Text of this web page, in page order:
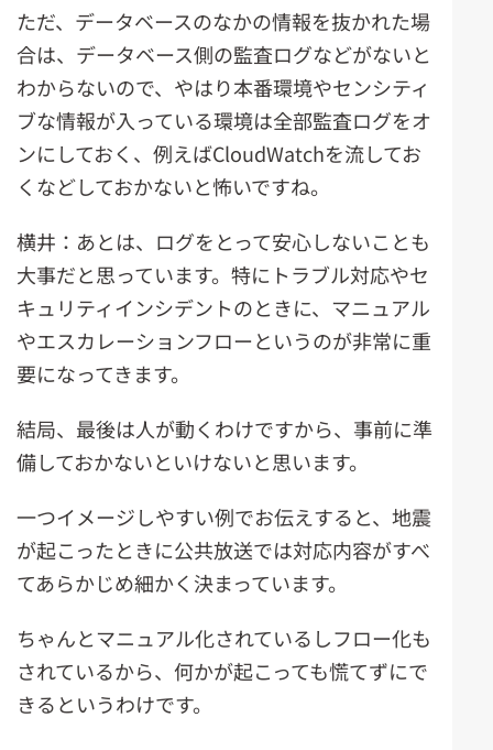
ただ、データベースのなかの情報を抜かれた場
合は、データベース側の監査ログなどがないと
わからないので、やはり本番環境やセンシティ
ブな情報が入っている環境は全部監査ログをオ
ンにしておく、例えばCloudWatchを流してお
くなどしておかないと怖いですね。
横井：あとは、ログをとって安心しないことも
大事だと思っています。特にトラブル対応やセ
キュリティインシデントのときに、マニュアル
やエスカレーションフローというのが非常に重
要になってきます。
結局、最後は人が動くわけですから、事前に準
備しておかないといけないと思います。
一つイメージしやすい例でお伝えすると、地震
が起こったときに公共放送では対応内容がすべ
てあらかじめ細かく決まっています。
ちゃんとマニュアル化されているしフロー化も
されているから、何かが起こっても慌てずにで
きるというわけです。